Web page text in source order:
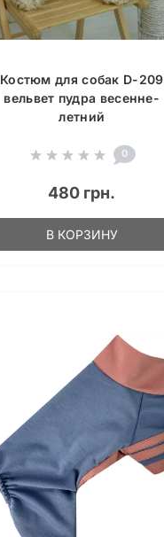
Костюм для собак D-209
вельвет пудра весенне-
летний
0
480 грн.
В КОРЗИНУ